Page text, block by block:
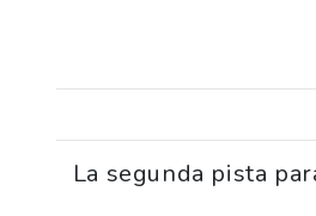
La segunda pista